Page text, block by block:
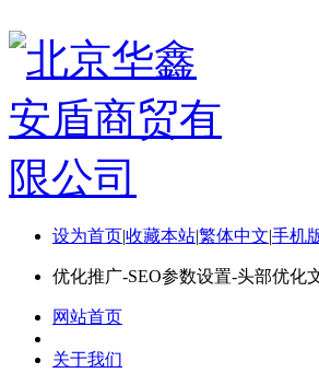
设为首页|收藏本站|繁体中文|手机
优化推广-SEO参数设置-头部优化
网站首页
关于我们